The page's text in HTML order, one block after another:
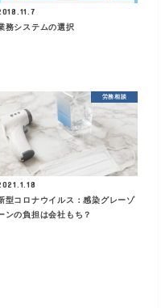
務システムの選択
労務相談
型コロナウイルス：感染グレーゾ
ンの負担は会社もち？